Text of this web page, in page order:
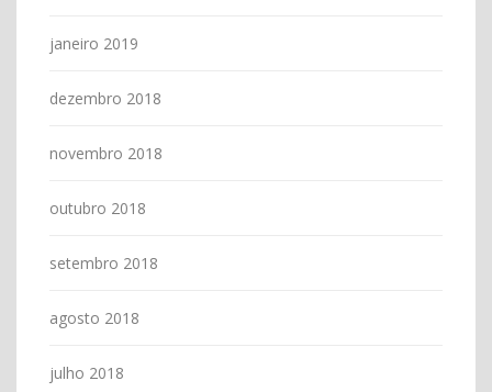
janeiro 2019
dezembro 2018
novembro 2018
outubro 2018
setembro 2018
agosto 2018
julho 2018